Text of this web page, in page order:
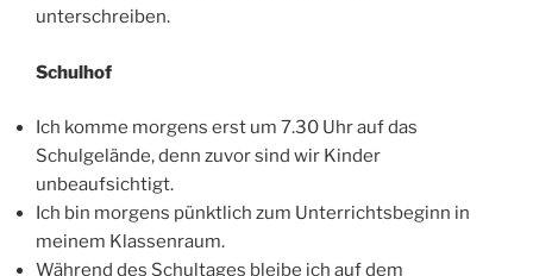
unterschreiben.
Schulhof
Ich komme morgens erst um 7.30 Uhr auf das
Schulgelände, denn zuvor sind wir Kinder
unbeaufsichtigt.
Ich bin morgens pünktlich zum Unterrichtsbeginn in
meinem Klassenraum.
Während des Schultages bleibe ich auf dem